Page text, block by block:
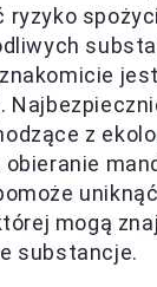
ryzyko
z
obieranie
mogą
substancje.